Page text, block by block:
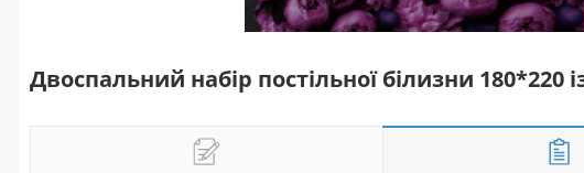
Двоспальний набір постільної білизни